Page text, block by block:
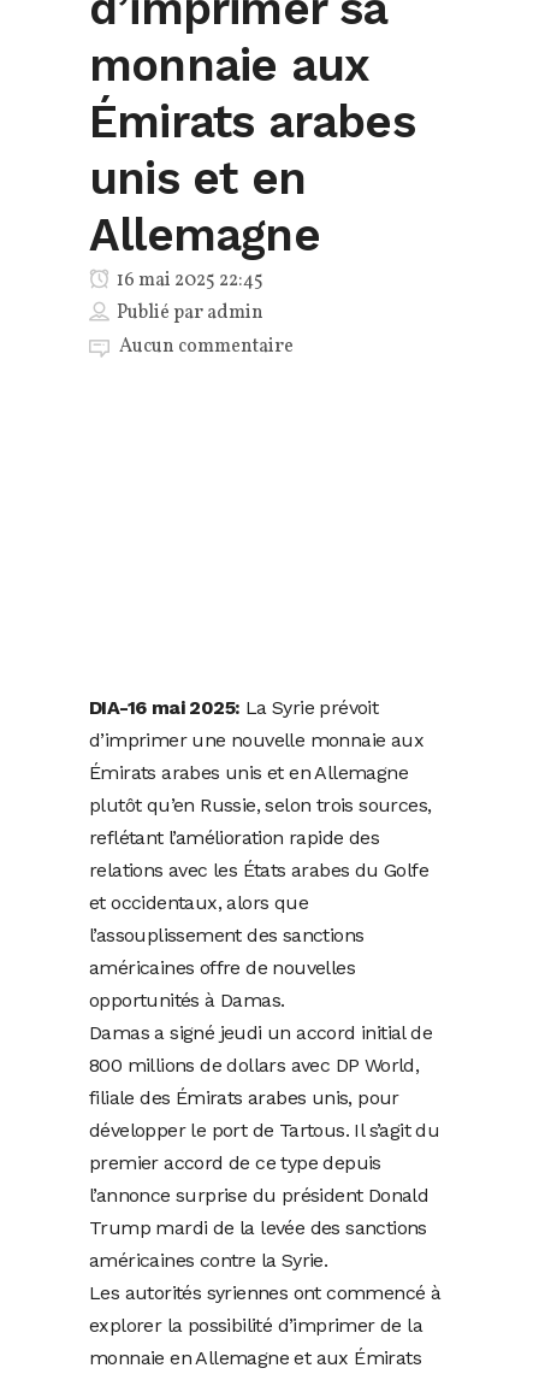
monnaie aux
Émirats arabes
unis et en
Allemagne
16 mai 2025 22:45
Publié paradmin
Aucun commentaire
DIA-16 mai 2025: La Syrie prévoit
d’imprimer une nouvelle monnaie aux
Émirats arabes unis et en Allemagne
plutôt qu’en Russie, selon trois sources,
reflétant l’amélioration rapide des
relations avec les États arabes du Golfe
et occidentaux, alors que
l’assouplissement des sanctions
américaines offre de nouvelles
opportunités à Damas.
Damas a signé jeudi un accord initial de
800 millions de dollars avec DP World,
filiale des Émirats arabes unis, pour
développer le port de Tartous. Il s’agit du
premier accord de ce type depuis
l’annonce surprise du président Donald
Trump mardi de la levée des sanctions
américaines contre la Syrie.
Les autorités syriennes ont commencé à
explorer la possibilité d’imprimer de la
monnaie en Allemagne et aux Émirats